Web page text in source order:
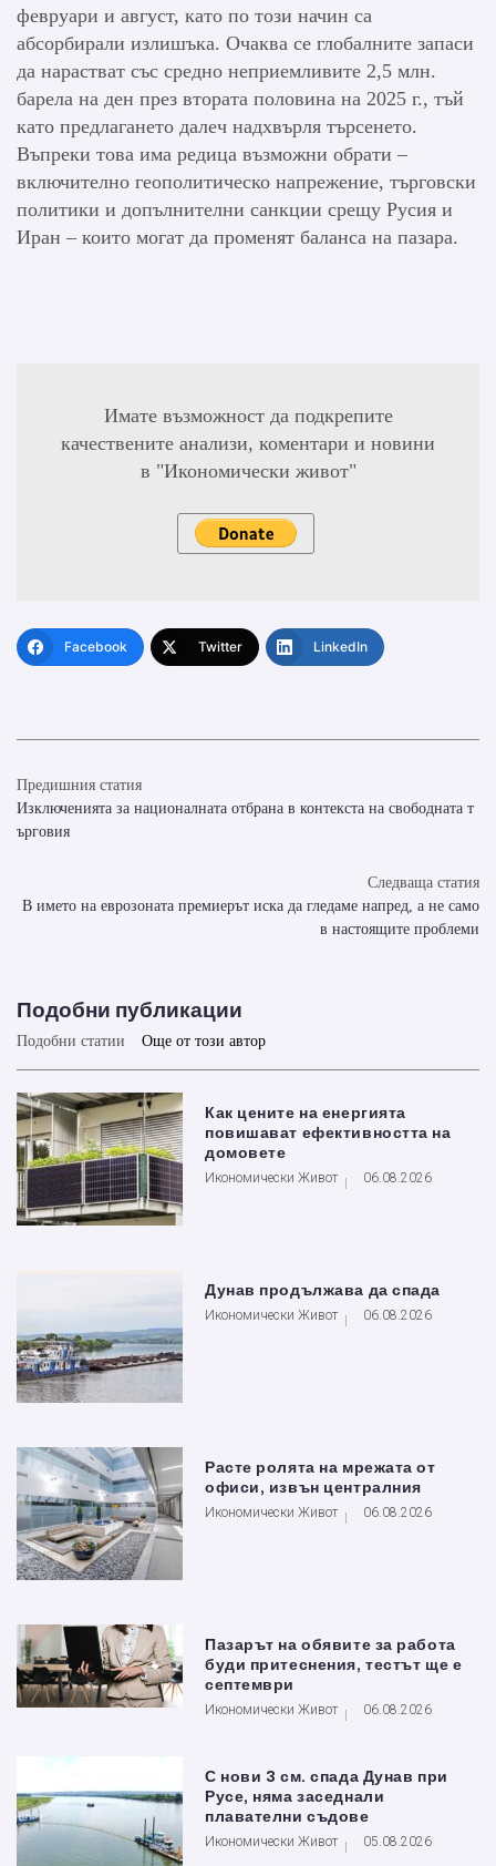
февруари и август, като по този начин са
абсорбирали излишъка. Очаква се глобалните запаси
да нарастват със средно неприемливите 2,5 млн.
барела на ден през втората половина на 2025 г., тъй
като предлагането далеч надхвърля търсенето.
Въпреки това има редица възможни обрати –
включително геополитическо напрежение, търговски
политики и допълнителни санкции срещу Русия и
Иран – които могат да променят баланса на пазара.
Имате възможност да подкрепите
качествените анализи, коментари и новини
в "Икономически живот"
Facebook Twitter LinkedIn
Предишния статия
Изключенията за националната отбрана в контекста на свободната т
ърговия
Следваща статия
В името на еврозоната премиерът иска да гледаме напред, а не само
в настоящите проблеми
Подобни публикации
Подобни статии Още от този автор
Как цените на енергията
повишават ефективността на
домовете
Икономически Живот 06.08.2026
Дунав продължава да спада
Икономически Живот 06.08.2026
Расте ролята на мрежата от
офиси, извън централния
Икономически Живот 06.08.2026
Пазарът на обявите за работа
буди притеснения, тестът ще е
септември
Икономически Живот 06.08.2026
С нови 3 см. спада Дунав при
Русе, няма заседнали
плавателни съдове
Икономически Живот 05.08.2026